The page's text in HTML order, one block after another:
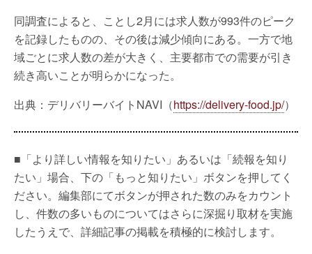
同調査によると、ことし2月には求人数が993件のピーク
を記録したものの、その後は減少傾向にある。一方で地
域ごとに求人数の差が大きく、主要都市での需要が引き
続き高いことが明らかになった。
出典：デリバリーバイトNAVI（https://delivery-food.jp/）
■「より詳しい情報を知りたい」あるいは「続報を知り
たい」場合、下の「もっと知りたい」ボタンを押してく
ださい。編集部にてボタンが押された数のみをカウント
し、件数の多いものについてはさらに深掘り取材を実施
したうえで、詳細記事の掲載を積極的に検討します。